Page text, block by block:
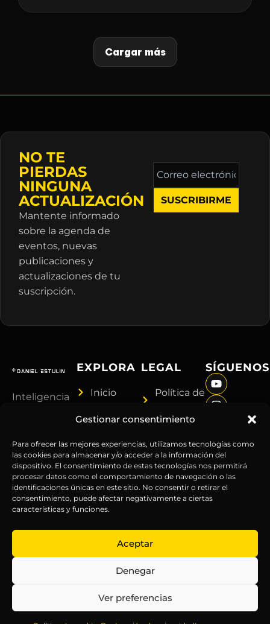
Gestionar consentimiento
Para ofrecer las mejores experiencias, utilizamos tecnologías como
las cookies para almacenar y/o acceder a la información del
dispositivo. El consentimiento de estas tecnologías nos permitirá
procesar datos como el comportamiento de navegación o las
identificaciones únicas en este sitio. No consentir o retirar el
consentimiento, puede afectar negativamente a ciertas
características y funciones.
Aceptar
Denegar
Ver preferencias
Cargar más
NO TE
PIERDAS
NINGUNA
ACTUALIZACIÓN
Mantente informado
sobre la agenda de
eventos, nuevas
publicaciones y
actualizaciones de tu
suscripción.
Correo
electrónico
*
Inteligencia
Anticipándonos
a los
acontecimientos
globales
desde
de 25
EXPLORA
Inicio
Daniel
Suscripciones
Webinars
Contacto
LEGAL
Política de
Términos y
Aviso
Legal
Advertencia
Financiera
de
SÍGUENOS